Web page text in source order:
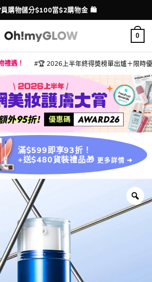
配送港澳
、FPS、八達通、PAYME、信用卡付款
0
禮遇！ 🏆 2026上半年終得奬榜單出爐＋限時
滿$599即享93折！
+送$480貨裝禮品🎁 更多詳情 ➜